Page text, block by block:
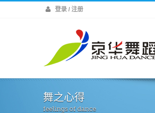
登录 / 注册
舞之心得
feelings of dance